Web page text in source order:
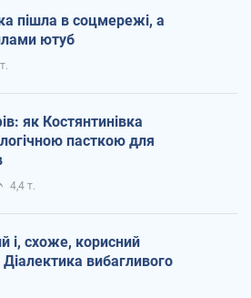
пішла в соцмережі, а
ютуб
як Костянтинівка
пасткою для
4,4 т.
і, схоже, корисний
вибагливого